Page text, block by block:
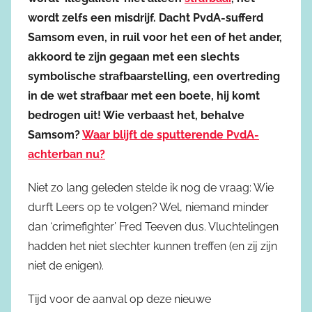
wordt zelfs een misdrijf. Dacht PvdA-sufferd
Samsom even, in ruil voor het een of het ander,
akkoord te zijn gegaan met een slechts
symbolische strafbaarstelling, een overtreding
in de wet strafbaar met een boete, hij komt
bedrogen uit! Wie verbaast het, behalve
Samsom?Waar blijft de sputterende PvdA-
achterban nu?
Niet zo lang geleden stelde ik nog de vraag: Wie
durft Leers op te volgen? Wel, niemand minder
dan ‘crimefighter’ Fred Teeven dus. Vluchtelingen
hadden het niet slechter kunnen treffen (en zij zijn
niet de enigen).
Tijd voor de aanval op deze nieuwe